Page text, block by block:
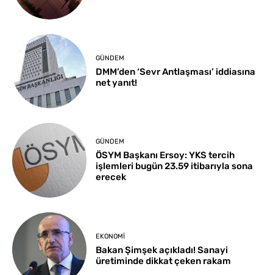
GÜNDEM
DMM’den ‘Sevr Antlaşması’ iddiasına
net yanıt!
GÜNDEM
ÖSYM Başkanı Ersoy: YKS tercih
işlemleri bugün 23.59 itibarıyla sona
erecek
EKONOMI
Bakan Şimşek açıkladı! Sanayi
üretiminde dikkat çeken rakam